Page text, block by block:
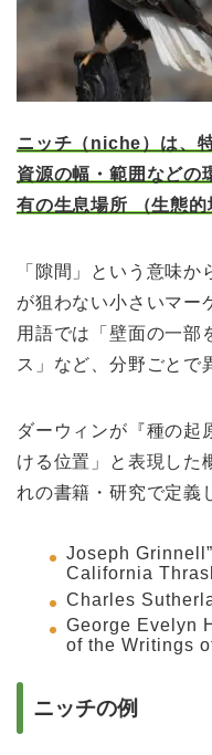
ニッチ（niche）は、
資源の幅・範囲などの
有の生息場所 （生態的
「隙間」という意味
が狙わない小さいマー
用語では「壁面の一部
ス」など、分野ごとで
ダーウィンが『種の起
ける位置」と表現した
れの書籍・研究で定義
Joseph
California
Charles
George Evelyn
of the Writings
ニッチの例